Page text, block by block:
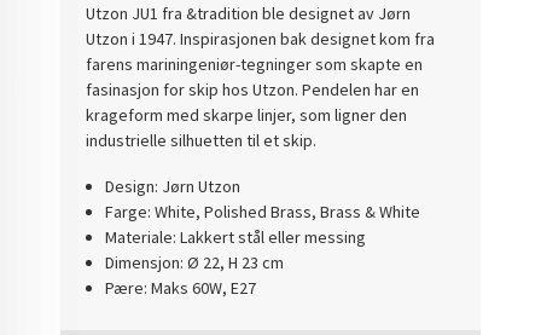
Utzon JU1 fra &tradition ble designet av Jørn
Utzon i 1947. Inspirasjonen bak designet kom fra
farens mariningeniør-tegninger som skapte en
fasinasjon for skip hos Utzon. Pendelen har en
krageform med skarpe linjer, som ligner den
industrielle silhuetten til et skip.
Design: Jørn Utzon
Farge: White, Polished Brass, Brass & White
Materiale: Lakkert stål eller messing
Dimensjon: Ø 22, H 23 cm
Pære: Maks 60W, E27